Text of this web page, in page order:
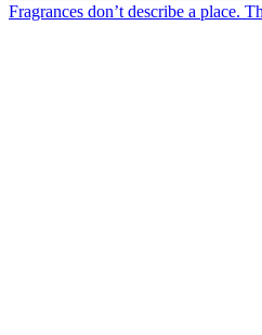
Fragrances don’t describe a place.